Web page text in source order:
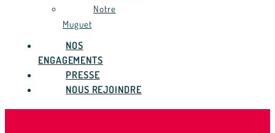
Notre
Muguet
NOS
ENGAGEMENTS
PRESSE
NOUS REJOINDRE